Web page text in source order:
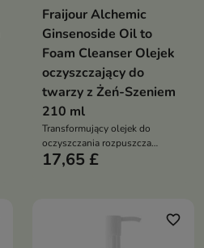
Fraijour Alchemic
Ginsenoside Oil to
Foam Cleanser Olejek
oczyszczający do
twarzy z Żeń-Szeniem
210 ml
Transformujący olejek do
oczyszczania rozpuszcza
makijaż i zanieczyszczenia, a po
fermentami roślinnymi, olejem z
dzikiej róży i olejem makadamia
17,65 £
favorite_border